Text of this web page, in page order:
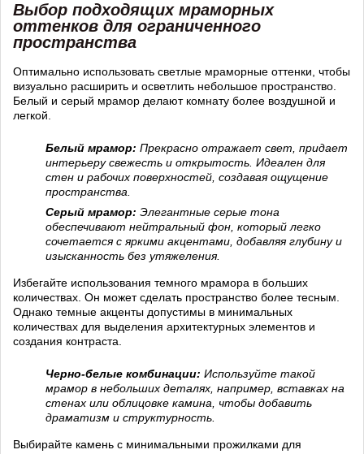
Выбор подходящих мраморных
оттенков для ограниченного
пространства
Оптимально использовать светлые мраморные оттенки, чтобы
визуально расширить и осветлить небольшое пространство.
Белый и серый мрамор делают комнату более воздушной и
легкой.
Белый мрамор: Прекрасно отражает свет, придает
интерьеру свежесть и открытость. Идеален для
стен и рабочих поверхностей, создавая ощущение
пространства.
Серый мрамор: Элегантные серые тона
обеспечивают нейтральный фон, который легко
сочетается с яркими акцентами, добавляя глубину и
изысканность без утяжеления.
Избегайте использования темного мрамора в больших
количествах. Он может сделать пространство более тесным.
Однако темные акценты допустимы в минимальных
количествах для выделения архитектурных элементов и
создания контраста.
Черно-белые комбинации: Используйте такой
мрамор в небольших деталях, например, вставках на
стенах или облицовке камина, чтобы добавить
драматизм и структурность.
Выбирайте камень с минимальными прожилками для